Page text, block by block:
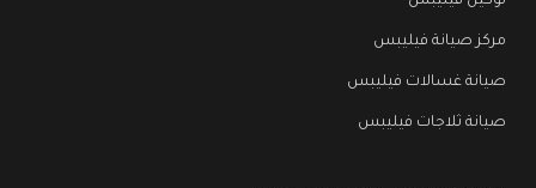
مركز صيانة فيليبس
صيانة غسالات فيليبس
صيانة ثلاجات فيليبس